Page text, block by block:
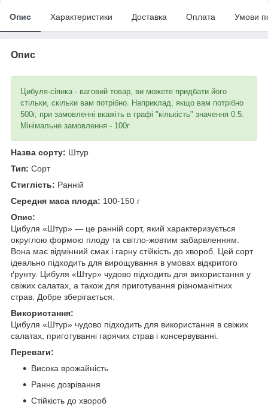
Опис Характеристики Доставка Оплата Умови
Опис
Цибуля-сіянка - ваговий товар, ви можете придбати його
стільки, скільки вам потрібно. Наприклад, якщо вам потрібно
500г, при замовленні вкажіть в графі "кількість" значення 0.5.
Мінімальне замовлення - 100г
Назва сорту: Штур
Тип: Сорт
Стиглість: Ранній
Середня маса плода: 100-150 г
Опис:
Цибуля «Штур» — це ранній сорт, який характеризується
округлою формою плоду та світло-жовтим забарвленням.
Вона має відмінний смак і гарну стійкість до хвороб. Цей сорт
ідеально підходить для вирощування в умовах відкритого
ґрунту. Цибуля «Штур» чудово підходить для використання у
свіжих салатах, а також для приготування різноманітних
страв. Добре зберігається.
Використання:
Цибуля «Штур» чудово підходить для використання в свіжих
салатах, приготуванні гарячих страв і консервуванні.
Переваги:
Висока врожайність
Раннє дозрівання
Стійкість до хвороб